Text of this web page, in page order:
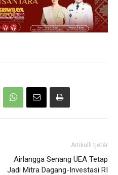
Artikulli tjetër
Airlangga Senang UEA Tetap
Jadi Mitra Dagang-Investasi RI